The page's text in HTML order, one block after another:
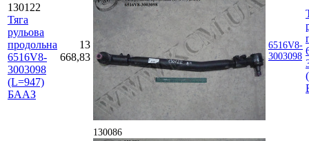
130122
Тяга
рульова
продольна
6516V8-
3003098
(L=947)
БААЗ
13
668,83
6516V8-
3003098
130086